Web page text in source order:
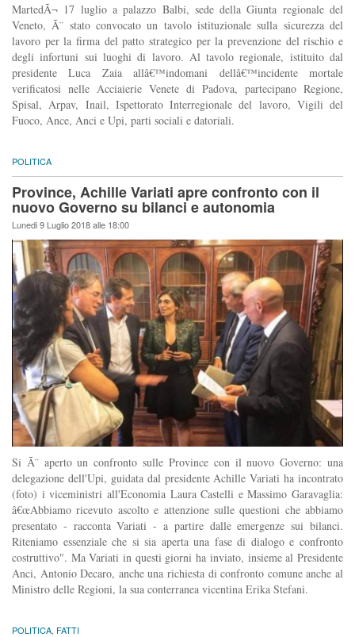
MartedÃ¬ 17 luglio a palazzo Balbi, sede della Giunta regionale del
Veneto, Ã¨ stato convocato un tavolo istituzionale sulla sicurezza del
lavoro per la firma del patto strategico per la prevenzione del rischio e
degli infortuni sui luoghi di lavoro. Al tavolo regionale, istituito dal
presidente Luca Zaia allâ€™indomani dellâ€™incidente mortale
verificatosi nelle Acciaierie Venete di Padova, partecipano Regione,
Spisal, Arpav, Inail, Ispettorato Interregionale del lavoro, Vigili del
Fuoco, Ance, Anci e Upi, parti sociali e datoriali.
POLITICA
Province, Achille Variati apre confronto con il
nuovo Governo su bilanci e autonomia
Lunedi 9 Luglio 2018 alle 18:00
Si Ã¨ aperto un confronto sulle Province con il nuovo Governo: una
delegazione dell'Upi, guidata dal presidente Achille Variati ha incontrato
(foto) i viceministri all'Economia Laura Castelli e Massimo Garavaglia:
â€œAbbiamo ricevuto ascolto e attenzione sulle questioni che abbiamo
presentato - racconta Variati - a partire dalle emergenze sui bilanci.
Riteniamo essenziale che si sia aperta una fase di dialogo e confronto
costruttivo". Ma Variati in questi giorni ha inviato, insieme al Presidente
Anci, Antonio Decaro, anche una richiesta di confronto comune anche al
Ministro delle Regioni, la sua conterranea vicentina Erika Stefani.
POLITICA FATTI